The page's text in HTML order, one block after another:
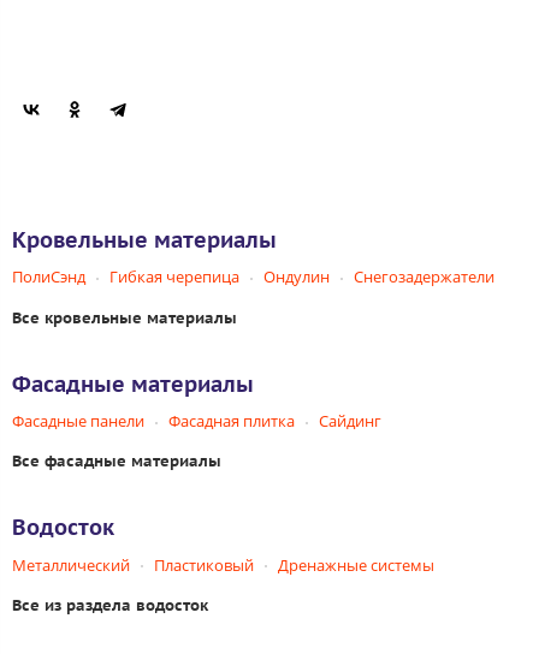
Кровельные материалы
ПолиСэнд Гибкая черепица Ондулин Снегозадержатели
Все кровельные материалы
Фасадные материалы
Фасадные панели Фасадная плитка Сайдинг
Все фасадные материалы
Водосток
Металлический Пластиковый Дренажные системы
Все из раздела водосток